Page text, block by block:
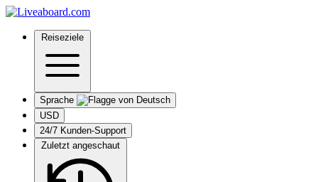
Reiseziele
Sprache
USD
24/7 Kunden-Support
Zuletzt angeschaut